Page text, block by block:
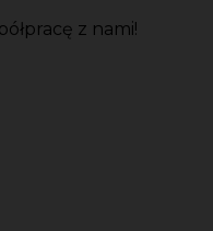
z nami!